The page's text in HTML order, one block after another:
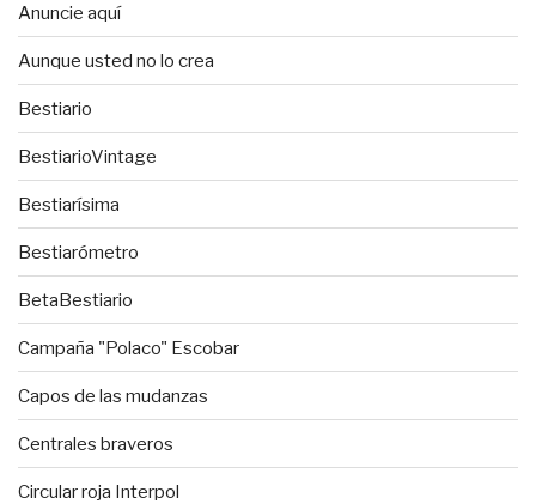
Anuncie aquí
Aunque usted no lo crea
Bestiario
BestiarioVintage
Bestiarísima
Bestiarómetro
BetaBestiario
Campaña "Polaco" Escobar
Capos de las mudanzas
Centrales braveros
Circular roja Interpol